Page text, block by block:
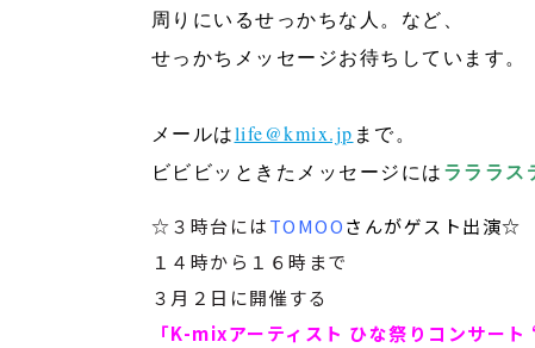
周りにいるせっかちな人。など、
せっかちメッセージお待ちしています。
メールはlife@kmix.jp まで。
ビビビッときたメッセージにはラララス
☆３時台にはTOMOOさんがゲスト出演☆
１４時から１６時まで
３月２日に開催する
「K-mixアーティスト ひな祭りコンサート